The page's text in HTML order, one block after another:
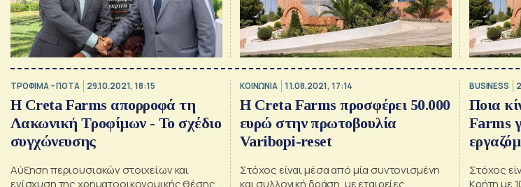
ΤΡΟΦΙΜΑ – ΠΟΤΑ 29.10.2021, 18:15
Η Creta Farms απορροφά τη
Λακωνική Τροφίμων - Το σχέδιο
συγχώνευσης
Αύξηση περιουσιακών στοιχείων και
ενίσχυση της χρηματοοικονομικής θέσης
ΚΟΙΝΩΝΙΑ 11.08.2021, 17:14
Η Creta Farms προσφέρει 50.000
ευρώ στην πρωτοβουλία
Varibopi-reset
Στόχος είναι μέσα από μία συντονισμένη
και συλλογική δράση, με εταιρείες,
BUSINESS
Ποια
Farms
Στόχος
Κρήτη με